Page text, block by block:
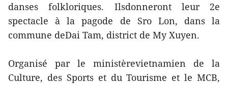
danses folkloriques. Ilsdonneront leur 2e
spectacle à la pagode de Sro Lon, dans la
commune deDai Tam, district de My Xuyen.
Organisé par le ministèrevietnamien de la
Culture, des Sports et du Tourisme et le MCB,